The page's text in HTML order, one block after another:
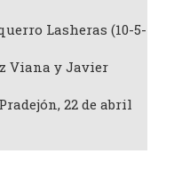
Lasheras (10-5-
Viana y Javier
22 de abril